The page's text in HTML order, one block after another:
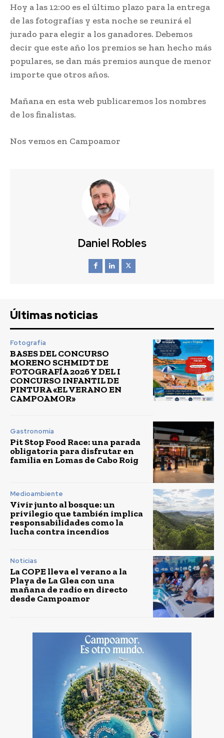
Hoy a las 12:00 es el último plazo para la entrega
de las fotografías y esta noche se reunirá el
jurado para elegir a los ganadores. Debemos
decir que este año los premios se han hecho más
populares, se dan más premios aunque de menor
importe que otros años.
Mañana en esta web publicaremos los nombres
de los finalistas.
Nos vemos en Campoamor
Daniel Robles
Últimas noticias
Fotografía
BASES DEL CONCURSO
MORENO SCHMIDT DE
FOTOGRAFÍA 2026 Y DEL I
CONCURSO INFANTIL DE
PINTURA «EL VERANO EN
CAMPOAMOR»
Gastronomía
Pit Stop Food Race: una parada
obligatoria para disfrutar en
familia en Lomas de Cabo Roig
Medioambiente
Vivir junto al bosque: un
privilegio que también implica
responsabilidades como la
lucha contra incendios
Noticias
La COPE lleva el verano a la
Playa de La Glea con una
mañana de radio en directo
desde Campoamor